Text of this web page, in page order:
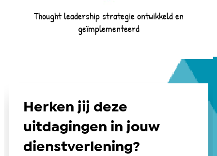
Thought leadership strategie ontwikkeld en
geïmplementeerd
Herken jij deze
uitdagingen in jouw
dienstverlening?